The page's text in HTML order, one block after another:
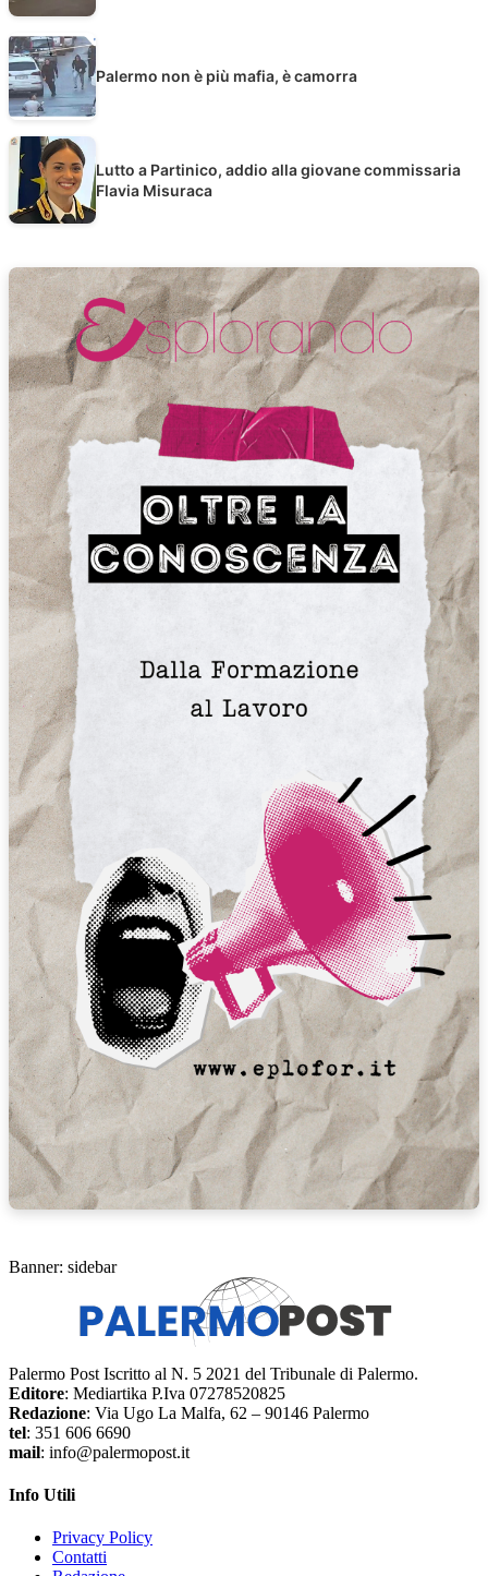
Palermo non è più mafia, è camorra
Lutto a Partinico, addio alla giovane commissaria
Flavia Misuraca
Banner: sidebar
Palermo Post Iscritto al N. 5 2021 del Tribunale di Palermo.
Editore: Mediartika P.Iva 07278520825
Redazione: Via Ugo La Malfa, 62 – 90146 Palermo
tel: 351 606 6690
mail: info@palermopost.it
Info Utili
Privacy Policy
Contatti